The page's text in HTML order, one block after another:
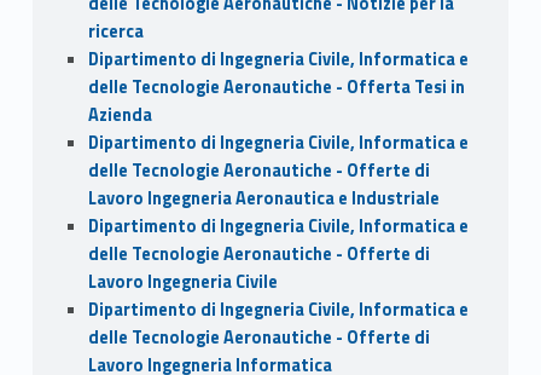
ricerca
Dipartimento di Ingegneria Civile, Informatica e
delle Tecnologie Aeronautiche - Offerta Tesi in
Azienda
Dipartimento di Ingegneria Civile, Informatica e
delle Tecnologie Aeronautiche - Offerte di
Lavoro Ingegneria Aeronautica e Industriale
Dipartimento di Ingegneria Civile, Informatica e
delle Tecnologie Aeronautiche - Offerte di
Lavoro Ingegneria Civile
Dipartimento di Ingegneria Civile, Informatica e
delle Tecnologie Aeronautiche - Offerte di
Lavoro Ingegneria Informatica